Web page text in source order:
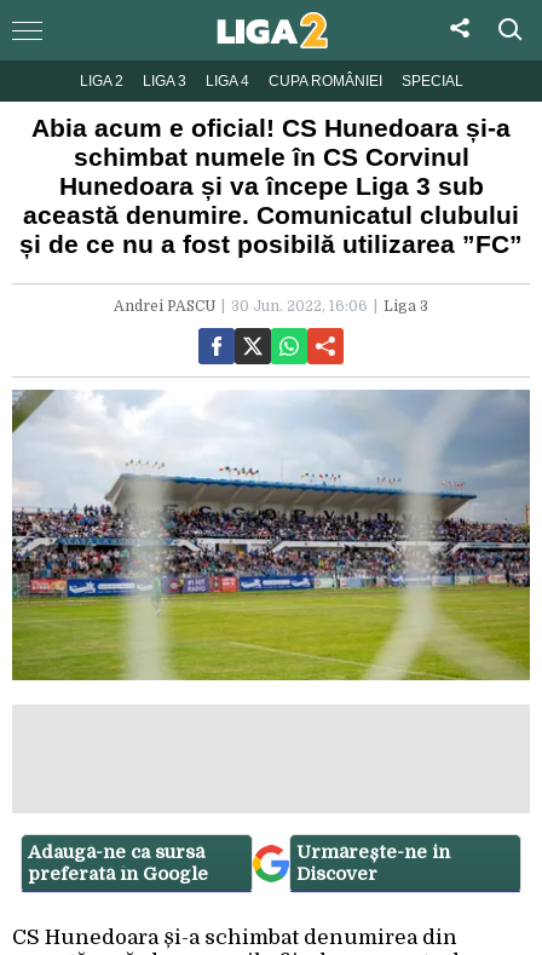
LIGA 2 LIGA 3 LIGA 4 CUPA ROMÂNIEI SPECIAL
Abia acum e oficial! CS Hunedoara și-a
schimbat numele în CS Corvinul
Hunedoara și va începe Liga 3 sub
această denumire. Comunicatul clubului
și de ce nu a fost posibilă utilizarea ”FC”
Andrei PASCU 30 Jun. 2022, 16:06 Liga 3
Adaugă-ne ca sursă
preferată în Google
Urmărește-ne in
Discover
CS Hunedoara și-a schimbat denumirea din